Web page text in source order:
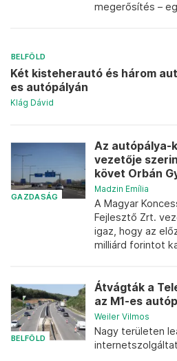
megerősítés –
BELFÖLD
Két kisteherautó és három
es autópályán
Klág Dávid
GAZDASÁG
Az autópálya-
vezetője
követ Orbán
Madzin Emília
A Magyar
Fejlesztő Zrt.
igaz, hogy az
milliárd forintot
BELFÖLD
Átvágták a
az M1-es
Weiler Vilmos
Nagy területen